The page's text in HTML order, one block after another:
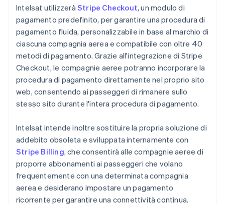
Intelsat utilizzerà Stripe Checkout, un modulo di
pagamento predefinito, per garantire una procedura di
pagamento fluida, personalizzabile in base al marchio di
ciascuna compagnia aerea e compatibile con oltre 40
metodi di pagamento. Grazie all'integrazione di Stripe
Checkout, le compagnie aeree potranno incorporare la
procedura di pagamento direttamente nel proprio sito
web, consentendo ai passeggeri di rimanere sullo
stesso sito durante l'intera procedura di pagamento.
Intelsat intende inoltre sostituire la propria soluzione di
addebito obsoleta e sviluppata internamente con
Stripe Billing, che consentirà alle compagnie aeree di
proporre abbonamenti ai passeggeri che volano
frequentemente con una determinata compagnia
aerea e desiderano impostare un pagamento
ricorrente per garantire una connettività continua.